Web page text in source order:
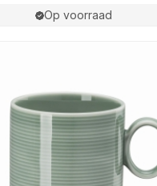
Op voorraad